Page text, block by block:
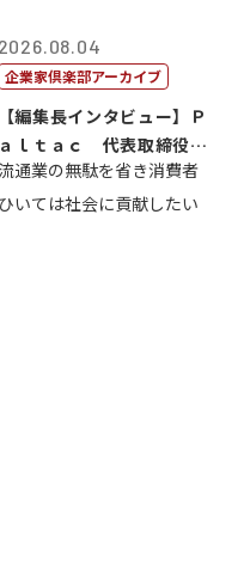
2026.08.04
企業家倶楽部アーカイブ
【編集長インタビュー】Ｐ
ａｌｔａｃ 代表取締役会
三木田國夫
通業の無駄を省き消費者
ひいては社会に貢献したい